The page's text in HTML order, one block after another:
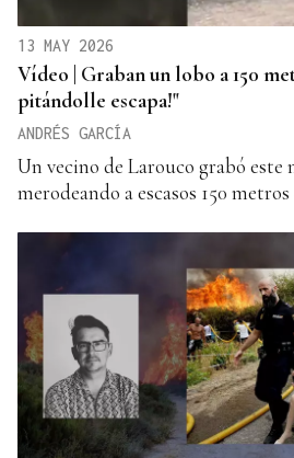
13 MAY 2026
Vídeo | Graban un lobo a 150
pitándolle escapa!"
ANDRÉS GARCÍA
Un vecino de Larouco grabó este
merodeando a escasos 150